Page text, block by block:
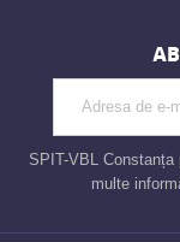
SPIT-VBL
multe